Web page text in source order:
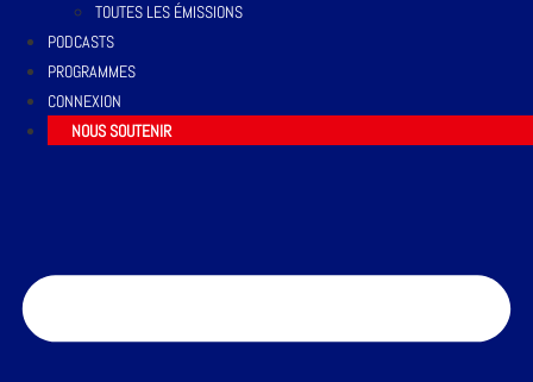
TOUTES LES ÉMISSIONS
PODCASTS
PROGRAMMES
CONNEXION
NOUS SOUTENIR